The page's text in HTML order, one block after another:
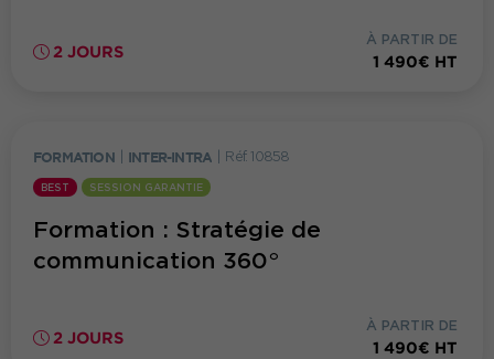
2 JOURS
À PARTIR DE
1 490€ HT
FORMATION INTER-INTRA Réf. 10858
BEST SESSION GARANTIE
Formation : Stratégie de
communication 360°
2 JOURS
À PARTIR DE
1 490€ HT